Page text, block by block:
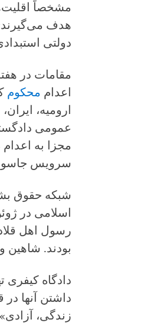
مشخصاً
هدف
دولتی
مقامات در
اعدام محکوم
عمومی
مجزا به
سرویس
شبکه حقوق
رسول اهل
بودند. شاهین وصاف اهل
دادگاه
داشتن آنها
زندگی، آزادی» در سال